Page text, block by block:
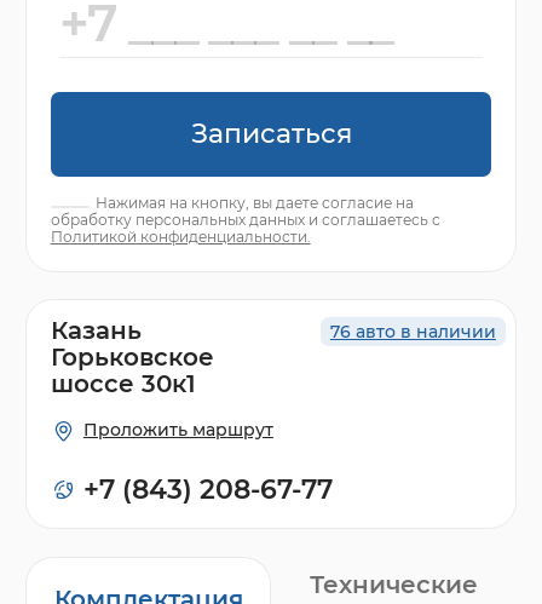
Записаться
Нажимая на кнопку, вы даете согласие на
обработку персональных данных и соглашаетесь с
Политикой конфиденциальности.
Технические
76 авто в наличии
Казань
Горьковское
шоссе 30к1
Проложить маршрут
+7 (843) 208-67-77